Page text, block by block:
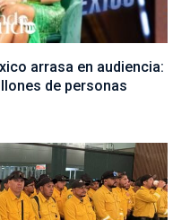
arrasa en audiencia:
de personas